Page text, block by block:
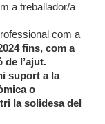
a treballador/a
com a
fins, com a
de l’ajut.
suport a la
o
la solidesa del